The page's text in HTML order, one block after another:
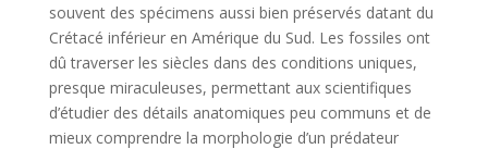
souvent des spécimens aussi bien préservés datant du
Crétacé inférieur en Amérique du Sud. Les fossiles ont
dû traverser les siècles dans des conditions uniques,
presque miraculeuses, permettant aux scientifiques
d’étudier des détails anatomiques peu communs et de
mieux comprendre la morphologie d’un prédateur